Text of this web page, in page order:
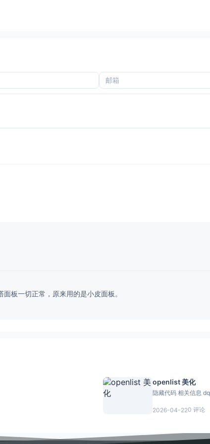
板一切正常，原来用的是小皮面板。
openlist 美化
隐
2026-04-220 评论